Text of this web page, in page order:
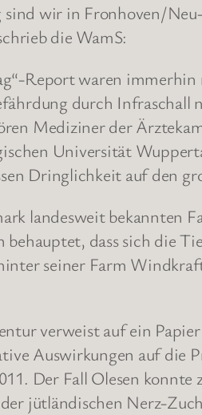
wir in Fronhoven/
die WamS:
Report waren
durch
Mediziner der
Universität
Dringlichkeit auf den
landesweit bekannten
dass sich die
seiner Farm
verweist auf ein
Auswirkungen auf die
Der Fall Olesen
jütländischen Nerz-